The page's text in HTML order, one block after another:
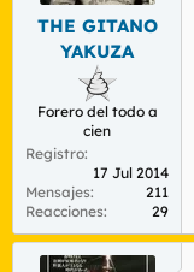
THE GITANO
YAKUZA
Forero del todo a
cien
Registro
17 Jul 2014
Mensajes
211
Reacciones
29